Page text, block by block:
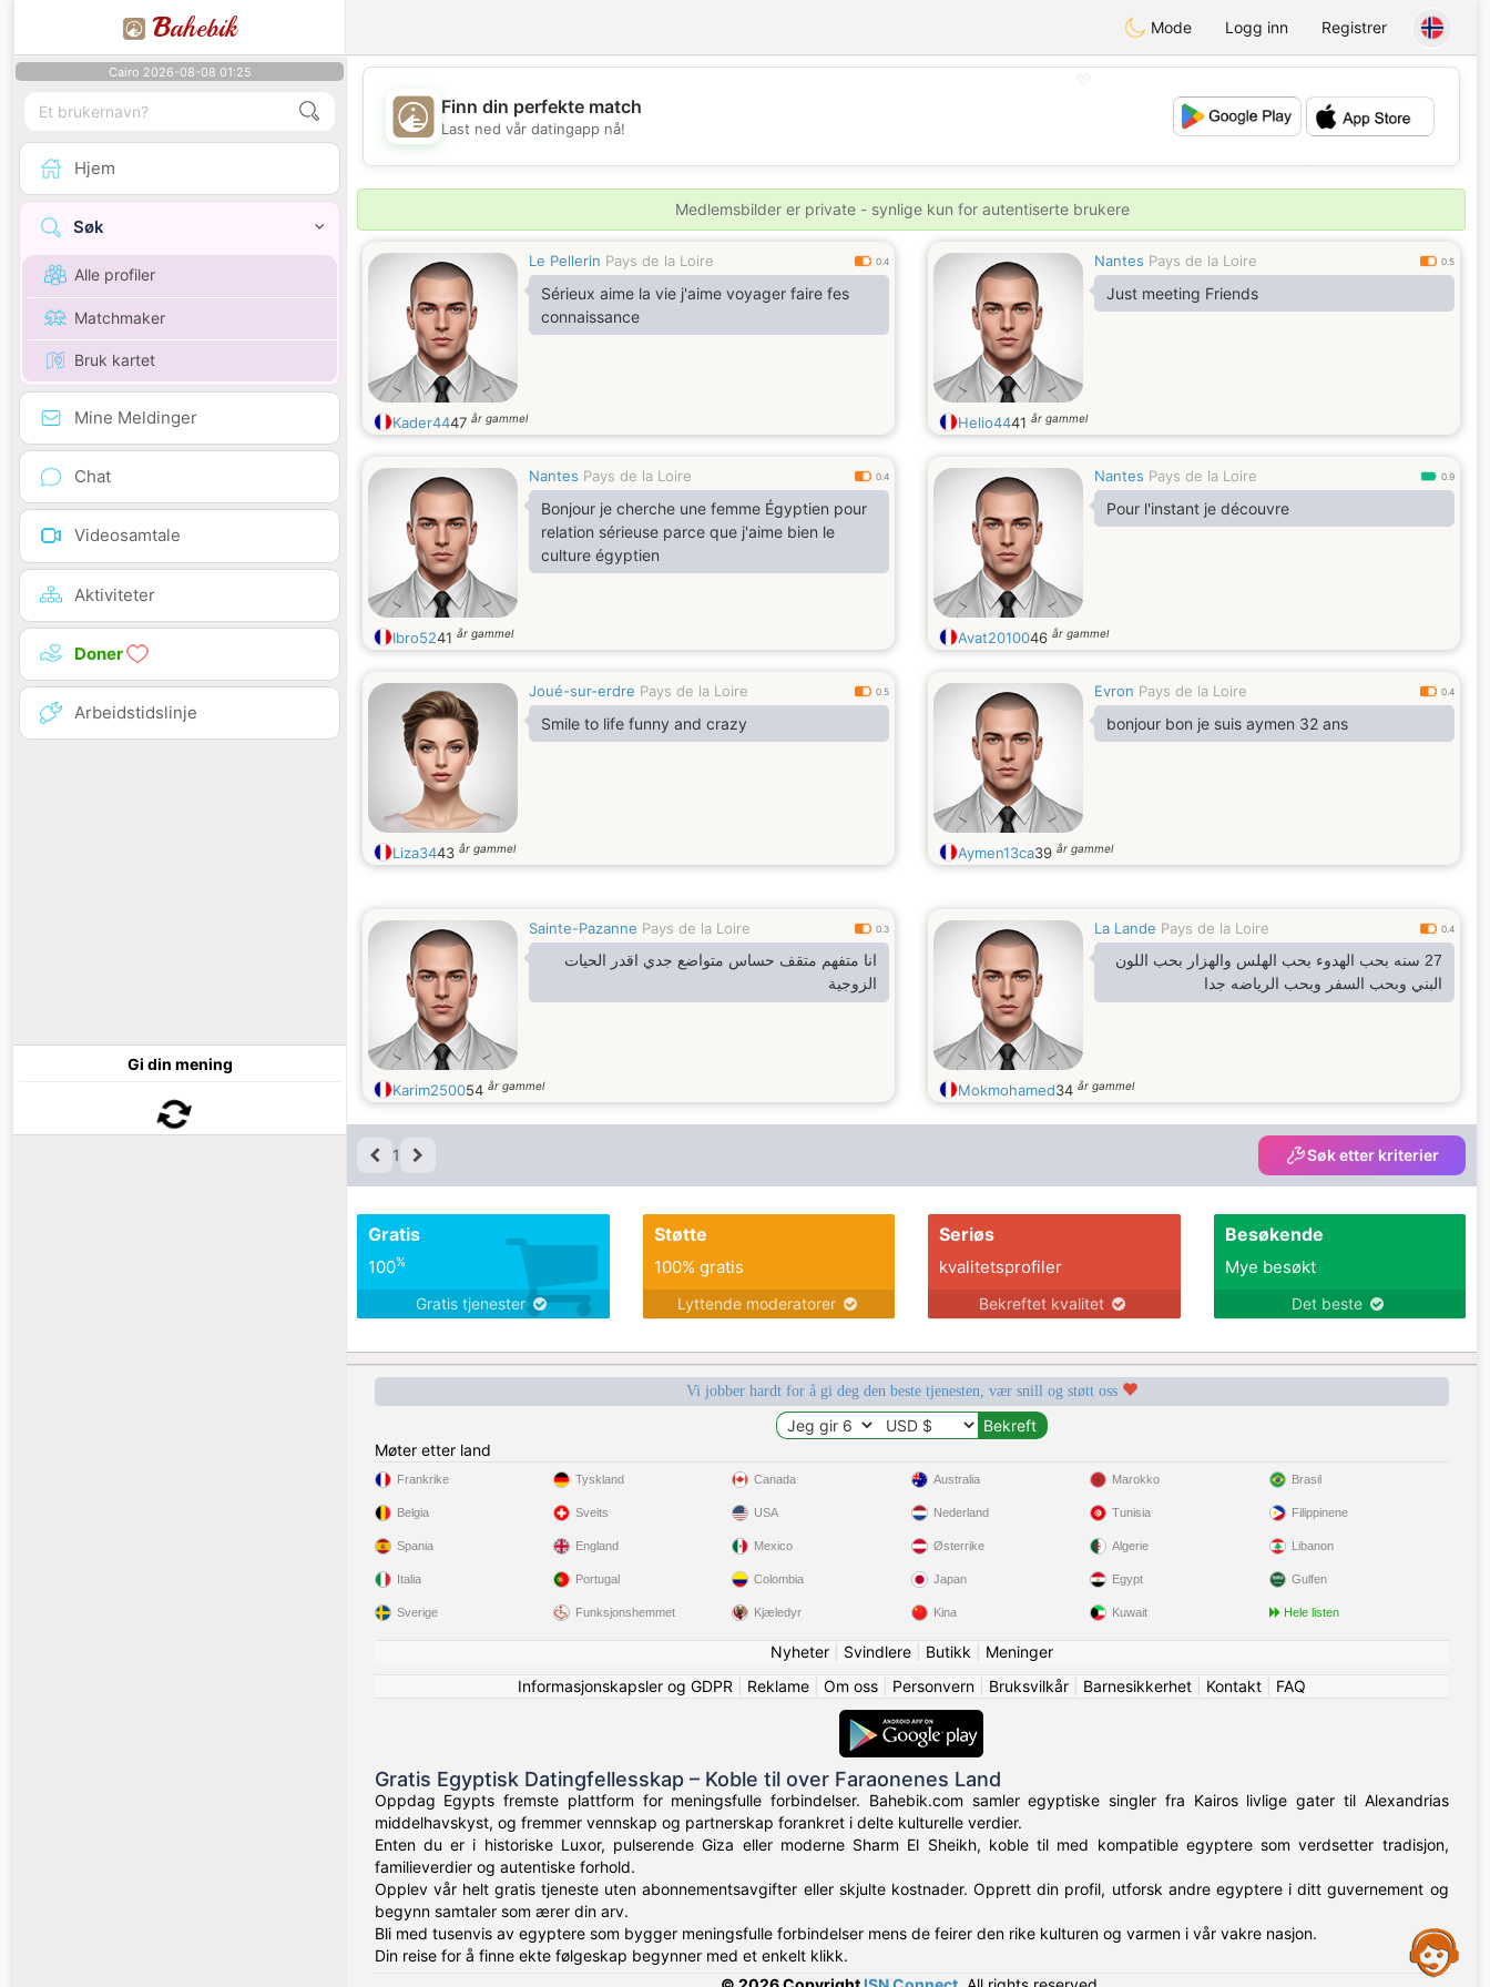
Bahebik Mode Logg inn Registrer
Cairo 2026-08-08 01:25
Hjem
Søk
Alle profiler
Matchmaker
Bruk kartet
Mine Meldinger
Chat
Videosamtale
Aktiviteter
Doner
Arbeidstidslinje
Gi din mening
💖
💕
💕
Finn din perfekte match
Last ned vår datingapp nå!
Medlemsbilder er private - synlige kun for autentiserte brukere
Le Pellerin Pays de la Loire 0.4
Sérieux aime la vie j'aime voyager faire fes
connaissance
Kader4447 år gammel
Nantes Pays de la Loire 0.5
Just meeting Friends
Helio4441 år gammel
Nantes Pays de la Loire 0.4
Bonjour je cherche une femme Égyptien pour
relation sérieuse parce que j'aime bien le
culture égyptien
Ibro5241 år gammel
Nantes Pays de la Loire 0.9
Pour l'instant je découvre
Avat2010046 år gammel
Joué-sur-erdre Pays de la Loire 0.5
Smile to life funny and crazy
Liza3443 år gammel
Evron Pays de la Loire 0.4
bonjour bon je suis aymen 32 ans
Aymen13ca39 år gammel
Sainte-Pazanne Pays de la Loire 0.3
انا متفهم متقف حساس متواضع جدي اقدر الحيات
الزوجية
Karim250054 år gammel
La Lande Pays de la Loire 0.4
27 سنه بحب الهدوء بحب الهلس والهزار بحب اللون
البني وبحب السفر وبحب الرياضه جدا
Mokmohamed34 år gammel
1 Søk etter kriterier
Gratis
100%
Gratis tjenester
Støtte
100% gratis
Lyttende moderatorer
Seriøs
kvalitetsprofiler
Bekreftet kvalitet
Besøkende
Mye besøkt
Det beste
Vi jobber hardt for å gi deg den beste tjenesten, vær snill og støtt oss
Møter etter land
Frankrike
Belgia
Spania
Italia
Sverige
Tyskland
Sveits
England
Portugal
Funksjonshemmet
Canada
USA
Mexico
Colombia
Kjæledyr
Australia
Nederland
Østerrike
Japan
Kina
Marokko
Tunisia
Algerie
Egypt
Kuwait
Brasil
Filippinene
Libanon
Gulfen
Hele listen
Nyheter| Svindlere| Butikk
Meninger
Informasjonskapsler og GDPR
Reklame| Om oss| Personvern| Bruksvilkår| Barnesikkerhet| Kontakt| FAQ
Gratis Egyptisk Datingfellesskap – Koble til over Faraonenes Land
Oppdag Egypts fremste plattform for meningsfulle forbindelser. Bahebik.com samler egyptiske singler fra Kairos livlige gater til Alexandrias
middelhavskyst, og fremmer vennskap og partnerskap forankret i delte kulturelle verdier.
Enten du er i historiske Luxor, pulserende Giza eller moderne Sharm El Sheikh, koble til med kompatible egyptere som verdsetter tradisjon,
familieverdier og autentiske forhold.
Opplev vår helt gratis tjeneste uten abonnementsavgifter eller skjulte kostnader. Opprett din profil, utforsk andre egyptere i ditt guvernement og
begynn samtaler som ærer din arv.
Bli med tusenvis av egyptere som bygger meningsfulle forbindelser mens de feirer den rike kulturen og varmen i vår vakre nasjon.
Din reise for å finne ekte følgeskap begynner med et enkelt klikk.
Assistance